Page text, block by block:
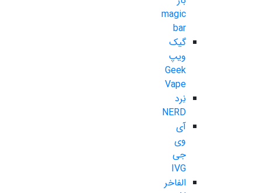
magic
bar
گیک
ویپ
Geek
Vape
نِرد
NERD
آی
وی
جی
IVG
الفاخر